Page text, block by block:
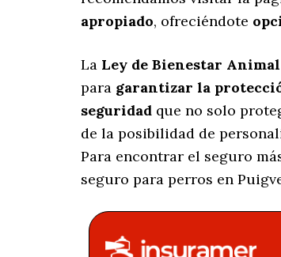
apropiado, ofreciéndote
La Ley de Bienestar Animal
para garantizar la
seguridad que no solo
de la posibilidad de
Para encontrar el seguro
seguro para perros en